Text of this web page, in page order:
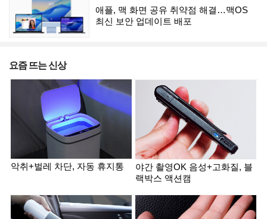
애플, 맥 화면 공유 취약점 해결…맥OS
최신 보안 업데이트 배포
요즘 뜨는 신상
악취+벌레 차단, 자동 휴지통
야간 촬영OK 음성+고화질, 블
랙박스 액션캠